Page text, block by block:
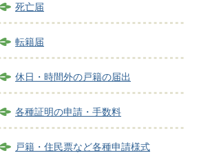
死亡届
転籍届
休日・時間外の戸籍の届出
各種証明の申請・手数料
戸籍・住民票など各種申請様式